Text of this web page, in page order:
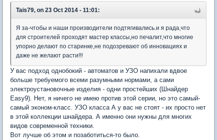
Tais79, on 23 Oct 2014 - 11:01:
Я за-чтобы и наши производители подтягивались.и я рада,что
для строителей проходят мастер классы,но печалит,что многие
упорно делают по старинке,не подозревают об инновациях и
даже не желают расти!!!
У вас подход однобокий - автоматов и УЗО напихали вдвое
больше требуемого всеми разумными нормами, а сами
электроустановочные изделия - одни простейших (Шнайдер
Easy9). Нет, я ничего не имею против этой серии, но это самый-
самый эконом-класс. УЗО класса А у вас не стоят - их просто нет
в этой коллекции шнайдера. А именно они нужны для многих
видов современной техники.
Вот лучше об этом и позаботиться-то было.